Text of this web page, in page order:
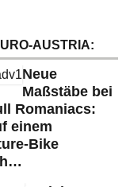
AUSTRIA:
Neue
Maßstäbe bei
Romaniacs:
einem
Bike